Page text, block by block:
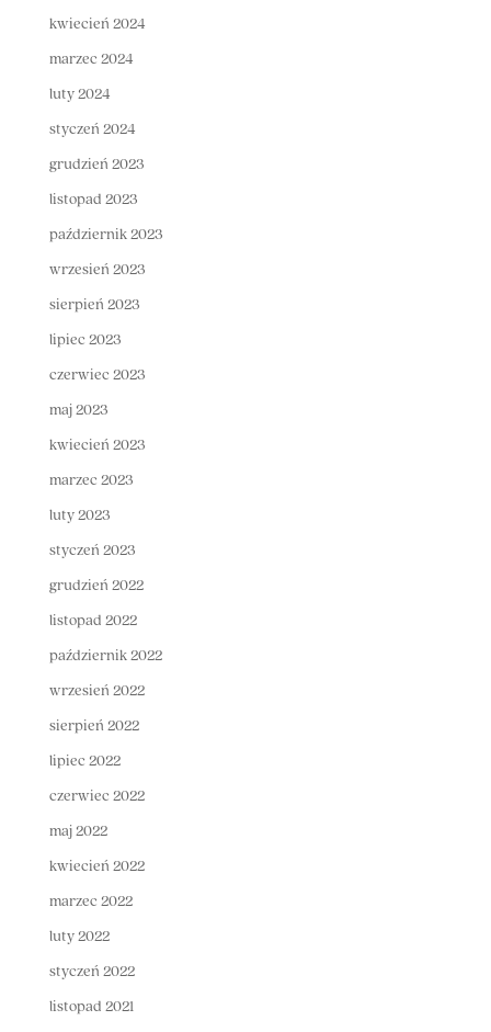
kwiecień 2024
marzec 2024
luty 2024
styczeń 2024
grudzień 2023
listopad 2023
październik 2023
wrzesień 2023
sierpień 2023
lipiec 2023
czerwiec 2023
maj 2023
kwiecień 2023
marzec 2023
luty 2023
styczeń 2023
grudzień 2022
listopad 2022
październik 2022
wrzesień 2022
sierpień 2022
lipiec 2022
czerwiec 2022
maj 2022
kwiecień 2022
marzec 2022
luty 2022
styczeń 2022
listopad 2021